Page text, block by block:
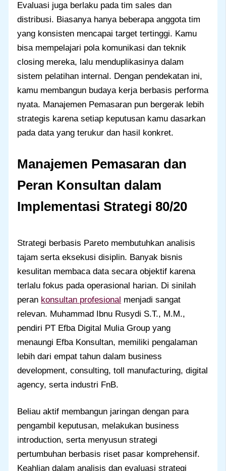
Evaluasi juga berlaku pada tim sales dan
distribusi. Biasanya hanya beberapa anggota tim
yang konsisten mencapai target tertinggi. Kamu
bisa mempelajari pola komunikasi dan teknik
closing mereka, lalu menduplikasinya dalam
sistem pelatihan internal. Dengan pendekatan ini,
kamu membangun budaya kerja berbasis performa
nyata. Manajemen Pemasaran pun bergerak lebih
strategis karena setiap keputusan kamu dasarkan
pada data yang terukur dan hasil konkret.
Manajemen Pemasaran dan
Peran Konsultan dalam
Implementasi Strategi 80/20
Strategi berbasis Pareto membutuhkan analisis
tajam serta eksekusi disiplin. Banyak bisnis
kesulitan membaca data secara objektif karena
terlalu fokus pada operasional harian. Di sinilah
peran konsultan profesional menjadi sangat
relevan. Muhammad Ibnu Rusydi S.T., M.M.,
pendiri PT Efba Digital Mulia Group yang
menaungi Efba Konsultan, memiliki pengalaman
lebih dari empat tahun dalam business
development, consulting, toll manufacturing, digital
agency, serta industri FnB.
Beliau aktif membangun jaringan dengan para
pengambil keputusan, melakukan business
introduction, serta menyusun strategi
pertumbuhan berbasis riset pasar komprehensif.
Keahlian dalam analisis dan evaluasi strategi